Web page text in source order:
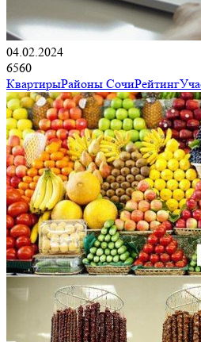
04.02.2024
6560
КвартирыРайоны СочиРейтинг